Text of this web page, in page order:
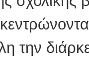
την